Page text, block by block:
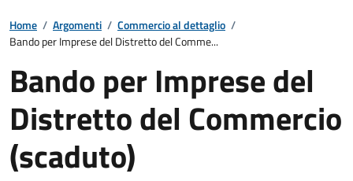
Home / Argomenti / Commercio al dettaglio /
Bando per Imprese del Distretto del Comme...
Bando per Imprese del
Distretto del Commercio
(scaduto)